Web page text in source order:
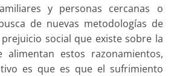
y personas cercanas o
de nuevas metodologías de
social que existe sobre la
estos razonamientos,
es que es que el sufrimiento